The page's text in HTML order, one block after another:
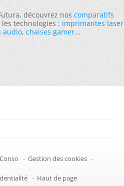
découvrez noscomparatifs
technologies :imprimantes laser
audio,chaises gamer...
Conso - Gestion des cookies -
- Haut de page